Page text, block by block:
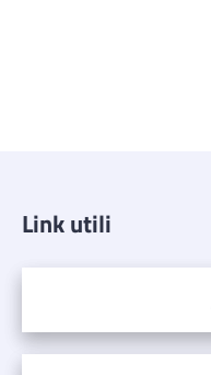
Link utili